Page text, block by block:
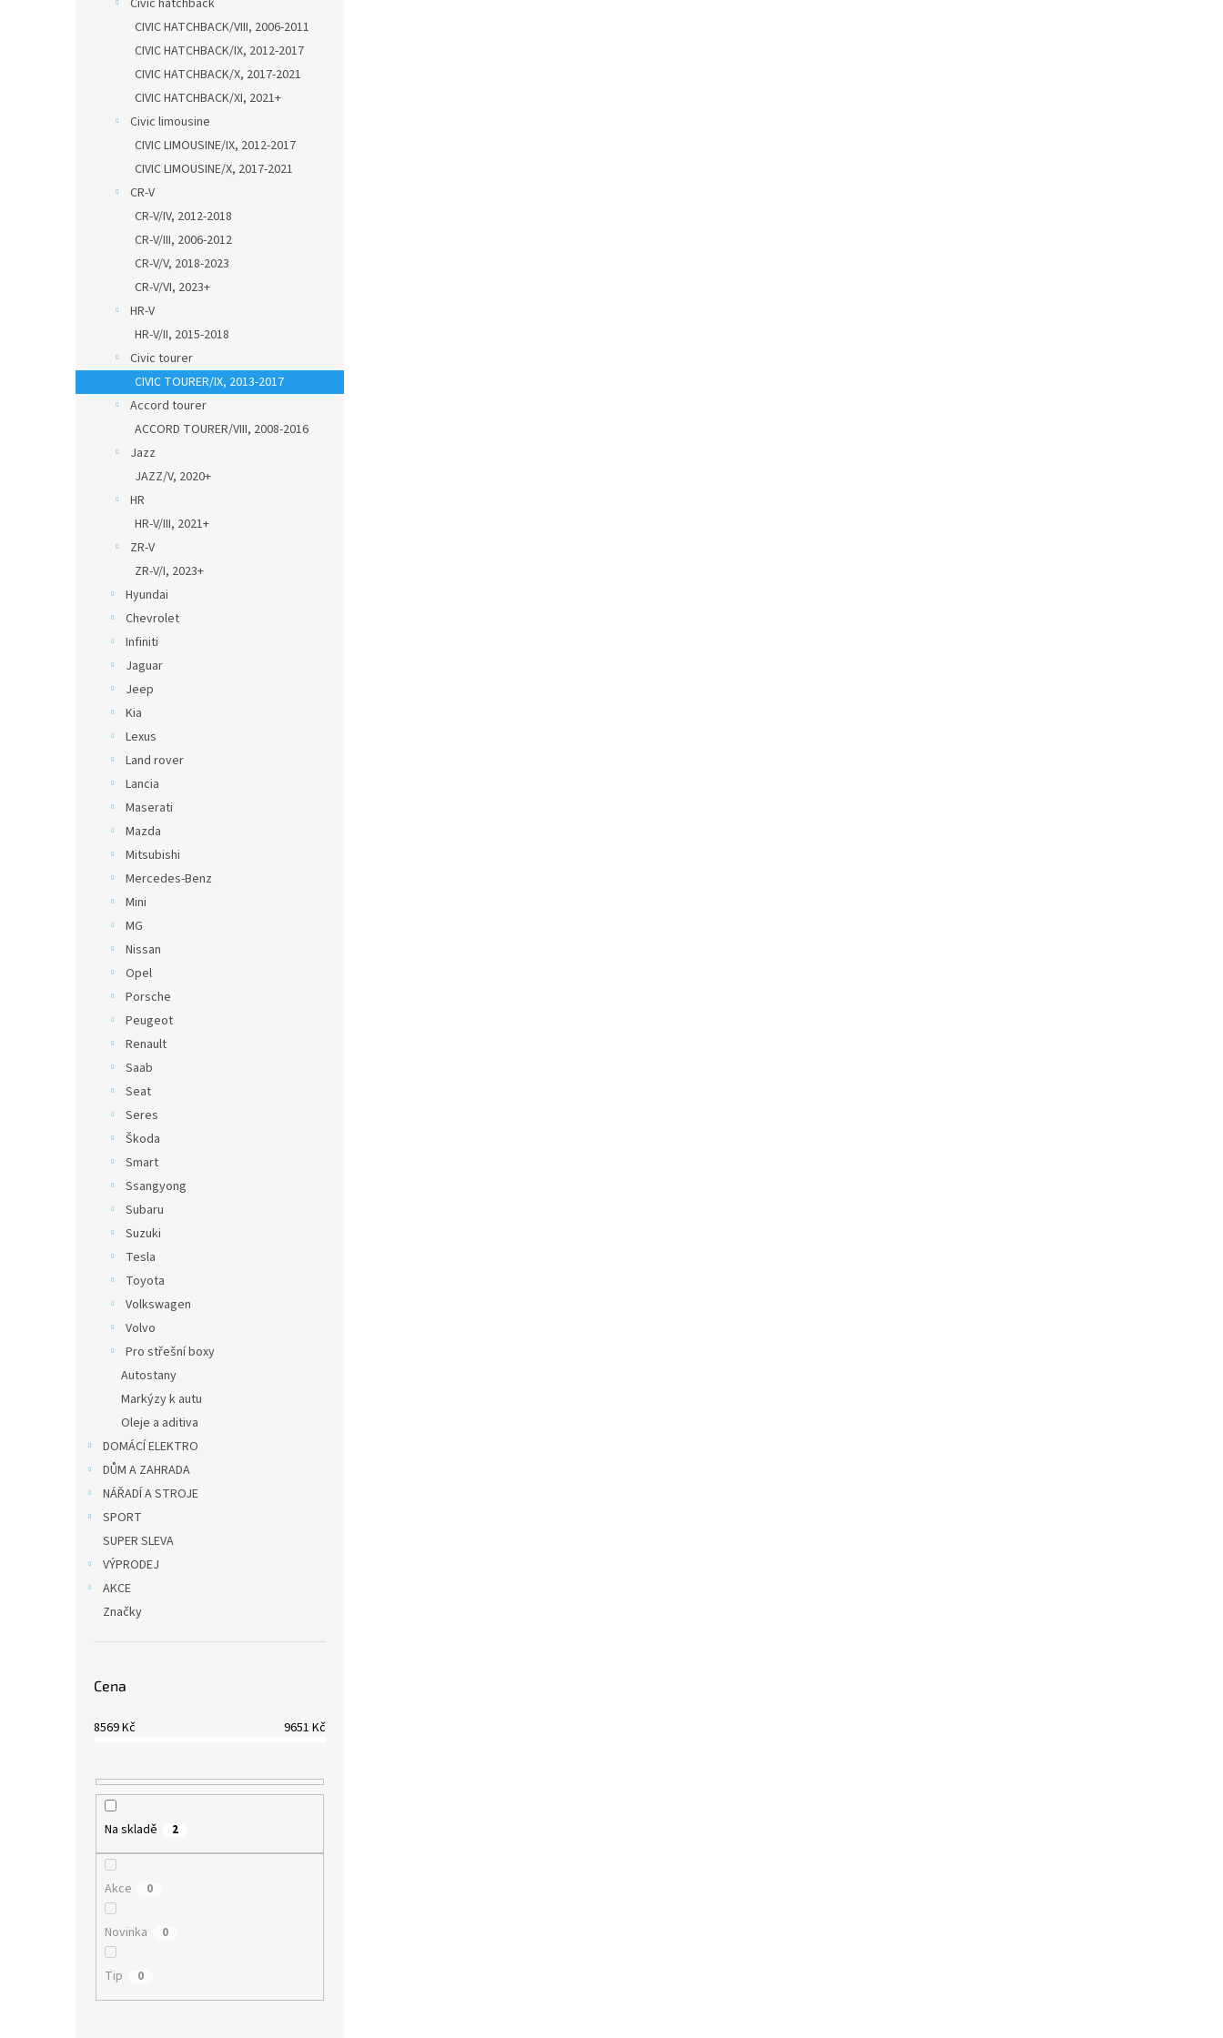
Civic hatchback
CIVIC HATCHBACK/VIII, 2006-2011
CIVIC HATCHBACK/IX, 2012-2017
CIVIC HATCHBACK/X, 2017-2021
CIVIC HATCHBACK/XI, 2021+
Civic limousine
CIVIC LIMOUSINE/IX, 2012-2017
CIVIC LIMOUSINE/X, 2017-2021
CR-V
CR-V/IV, 2012-2018
CR-V/III, 2006-2012
CR-V/V, 2018-2023
CR-V/VI, 2023+
HR-V
HR-V/II, 2015-2018
Civic tourer
CIVIC TOURER/IX, 2013-2017
Accord tourer
ACCORD TOURER/VIII, 2008-2016
Jazz
JAZZ/V, 2020+
HR
HR-V/III, 2021+
ZR-V
ZR-V/I, 2023+
Hyundai
Chevrolet
Infiniti
Jaguar
Jeep
Kia
Lexus
Land rover
Lancia
Maserati
Mazda
Mitsubishi
Mercedes-Benz
Mini
MG
Nissan
Opel
Porsche
Peugeot
Renault
Saab
Seat
Seres
Škoda
Smart
Ssangyong
Subaru
Suzuki
Tesla
Toyota
Volkswagen
Volvo
Pro střešní boxy
Autostany
Markýzy k autu
Oleje a aditiva
DOMÁCÍ ELEKTRO
DŮM A ZAHRADA
NÁŘADÍ A STROJE
SPORT
SUPER SLEVA
VÝPRODEJ
AKCE
Značky
Cena
8569Kč 9651 Kč
Na skladě 2
Akce 0
Novinka 0
Tip 0